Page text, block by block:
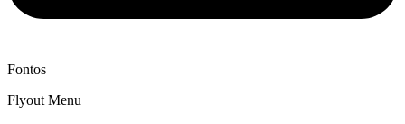
Fontos
Flyout Menu